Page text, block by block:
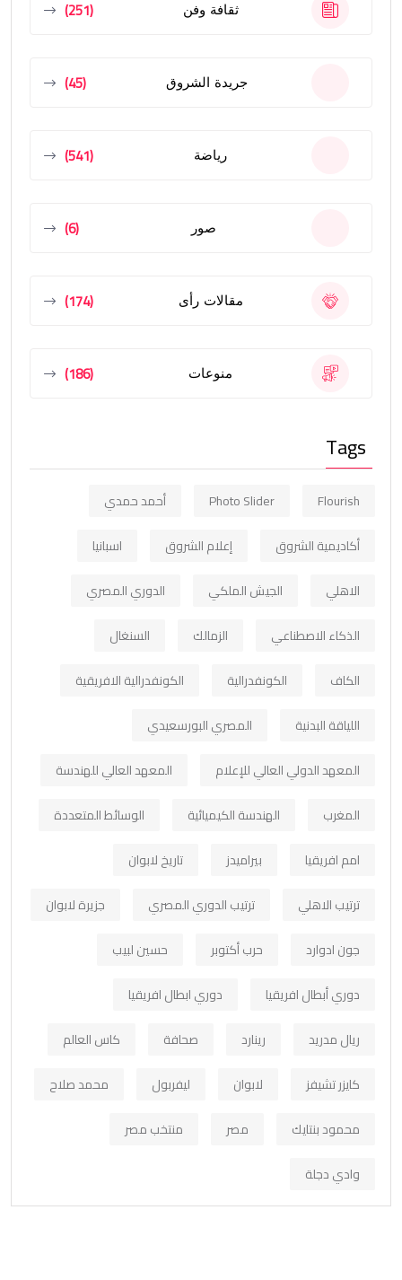
ثقافة وفن (251)
جريدة الشروق (45)
رياضة (541)
صور (6)
مقالات رأى (174)
منوعات (186)
Tags
Flourish
Photo Slider
أحمد حمدي
أكاديمية الشروق
إعلام الشروق
اسبانيا
الاهلي
الجيش الملكي
الدوري المصري
الذكاء الاصطناعي
الزمالك
السنغال
الكاف
الكونفدرالية
الكونفدرالية الافريقية
اللياقة البدنية
المصري البورسعيدي
المعهد الدولي العالي للإعلام
المعهد العالي للهندسة
المغرب
الهندسة الكيميائية
الوسائط المتعددة
امم افريقيا
بيراميدز
تاريخ لابوان
ترتيب الاهلي
ترتيب الدوري المصري
جزيرة لابوان
جون ادوارد
حرب أكتوبر
حسين لبيب
دوري أبطال افريقيا
دوري ابطال افريقيا
ريال مدريد
رينارد صحافة
كاس العالم
كايزر تشيفز
لابوان ليفربول
محمد صلاح
محمود بنتايك
مصر
منتخب مصر
وادي دجلة